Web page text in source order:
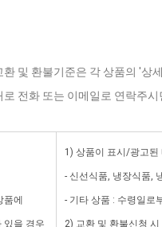
및 환불기준은 각 상품의 '상
전화 또는 이메일로 연락주
품에
있을 경우
1) 상품이 표시/광고된
- 신선식품, 냉장식품,
- 기타 상품 : 수령일로
2) 교환 및 환불신청